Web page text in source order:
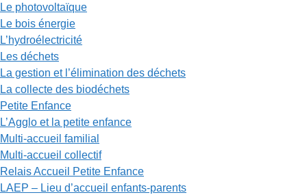
Le photovoltaïque
Le bois énergie
L’hydroélectricité
Les déchets
La gestion et l’élimination des déchets
La collecte des biodéchets
Petite Enfance
L’Agglo et la petite enfance
Multi-accueil familial
Multi-accueil collectif
Relais Accueil Petite Enfance
LAEP – Lieu d’accueil enfants-parents